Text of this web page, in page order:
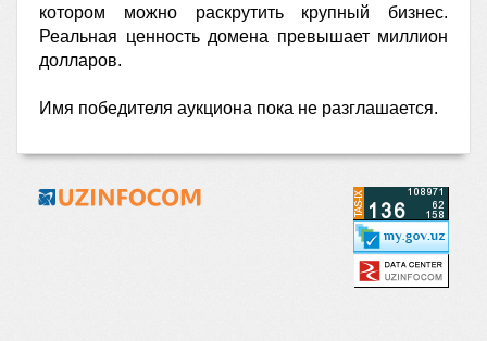
котором можно раскрутить крупный бизнес.
Реальная ценность домена превышает миллион
долларов.
Имя победителя аукциона пока не разглашается.